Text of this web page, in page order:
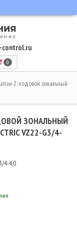
control.ru
0
2-ходовой зональный
ЗОНАЛЬНЫЙ
VZ22-G3/4-
4-4,0